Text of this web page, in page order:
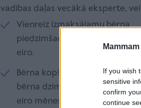
If you wish
sensitive
confirm
continue
vadības daļas vecākā eksperte,
Vienreiz izmaksājamu bērna
piedzimšanas pabalstu 421,17
eiro.
Bērna kopšanas pabalstu no
bērna dzimšanas dienas – 171
eiro mēnesī, līdz bērnam aprit